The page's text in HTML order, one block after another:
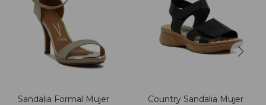
Sandalia Formal Mujer
Country Sandalia Mujer